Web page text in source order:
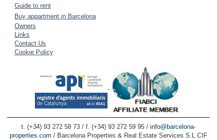
Guide to rent
Buy appartment in Barcelona
Owners
Links
Contact Us
Cookie Policy
t. (+34) 93 272 58 73 / f. (+34) 93 272 59 95 / info@barcelona-
properties.com / Barcelona Properties & Real Estate Services S.L CIF